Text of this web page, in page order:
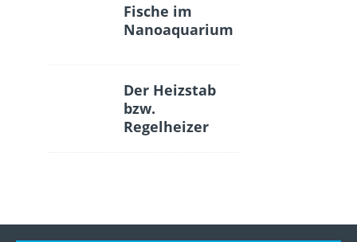
Fische im
Nanoaquarium
Der Heizstab
bzw.
Regelheizer